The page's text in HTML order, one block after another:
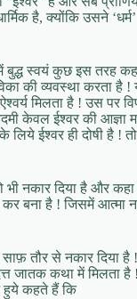
है, क्योंकि उसने
बुद्ध स्वयं कुछ इस तरह
की व्यवस्था करता है !
मिलता है ! उस पर
केवल ईश्वर की आज्ञा
ईश्वर ही दोषी है !
भी नकार दिया है और
कर बना है ! जिसमें आत्मा
साफ़ तौर से नकार दिया
जातक कथा में मिलता है
हुये कहते हैं कि